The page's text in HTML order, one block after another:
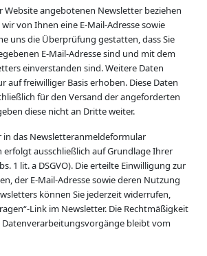
Website angebotenen Newsletter beziehen
von Ihnen eine E-Mail-Adresse sowie
uns die Überprüfung gestatten, dass Sie
E-Mail-Adresse sind und mit dem
einverstanden sind. Weitere Daten
auf freiwilliger Basis erhoben. Diese Daten
für den Versand der angeforderten
diese nicht an Dritte weiter.
in das Newsletteranmeldeformular
erfolgt ausschließlich auf Grundlage Ihrer
1 lit. a DSGVO). Die erteilte Einwilligung zur
der E-Mail-Adresse sowie deren Nutzung
können Sie jederzeit widerrufen,
Link im Newsletter. Die Rechtmäßigkeit
bleibt vom